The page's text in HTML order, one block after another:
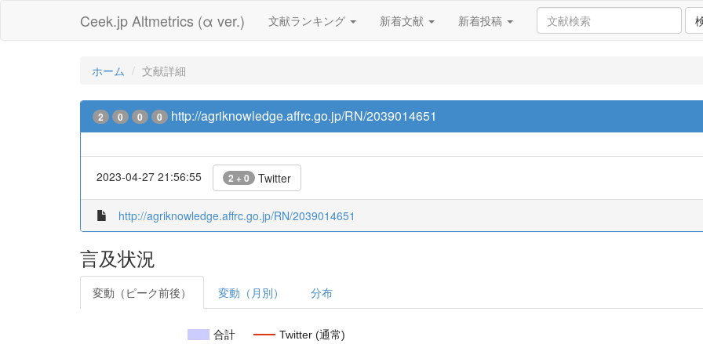
Ceek.jp Altmetrics (α ver.) 文献ランキング 新着文献 新着投稿
ホーム 文献詳細
2 0 0 0 http://agriknowledge.affrc.go.jp/RN/2039014651
2023-04-27 21:56:55 2 + 0 Twitter
http://agriknowledge.affrc.go.jp/RN/2039014651
言及状況
変動（ピーク前後） 変動（月別） 分布
合計 Twitter (通常)